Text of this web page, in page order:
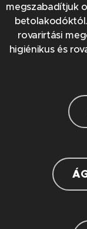
megszabadítjuk
rovarirtási
higiénikus és